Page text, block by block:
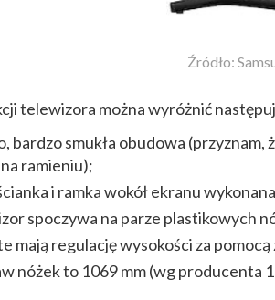
Źródło:
telewizora można wyróżnić
bardzo smukła obudowa
ramieniu);
i ramka wokół ekranu
spoczywa na parze plastikowych
mają regulację wysokości za
nóżek to 1069 mm (wg producenta